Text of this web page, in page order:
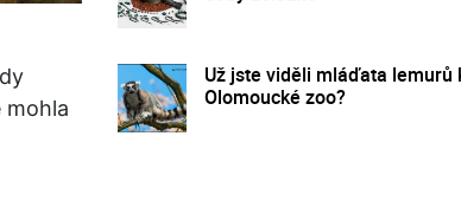
mohla
Už jste viděli mláďata lemurů
Olomoucké zoo?